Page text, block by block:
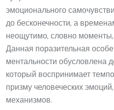
эмоционального
до бесконечности, а
неощутимо, словно моменты,
Данная поразительная
ментальности обусловлена
который воспринимает
призму человеческих
механизмов.